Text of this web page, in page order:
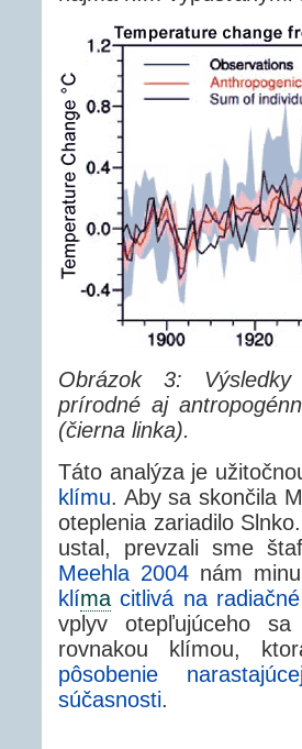
Obrázok 3: Výsledky
prírodné aj
(čierna linka).
Táto analýza je
klímu. Aby sa skončila
oteplenia zariadilo
ustal, prevzali sme
Meehla 2004nám
klíma citlivá na
vplyv otepľujúceho
rovnakou klímou,
pôsobenie
súčasnosti.